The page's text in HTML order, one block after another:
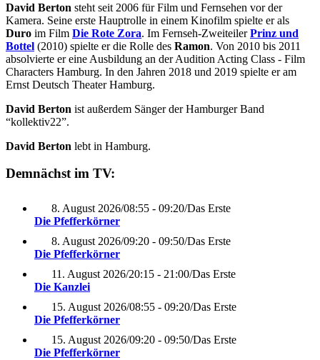
David Berton steht seit 2006 für Film und Fernsehen vor der
Kamera. Seine erste Hauptrolle in einem Kinofilm spielte er als
Duro im Film Die Rote Zora. Im Fernseh-ZweiteilerPrinz und
Bottel (2010) spielte er die Rolle des Ramon. Von 2010 bis 2011
absolvierte er eine Ausbildung an der Audition Acting Class - Film
Characters Hamburg. In den Jahren 2018 und 2019 spielte er am
Ernst Deutsch Theater Hamburg.
David Berton ist außerdem Sänger der Hamburger Band
“kollektiv22”.
David Berton lebt in Hamburg.
Demnächst im TV:
8. August 2026/08:55 - 09:20/Das Erste
Die Pfefferkörner
8. August 2026/09:20 - 09:50/Das Erste
Die Pfefferkörner
11. August 2026/20:15 - 21:00/Das Erste
Die Kanzlei
15. August 2026/08:55 - 09:20/Das Erste
Die Pfefferkörner
15. August 2026/09:20 - 09:50/Das Erste
Die Pfefferkörner